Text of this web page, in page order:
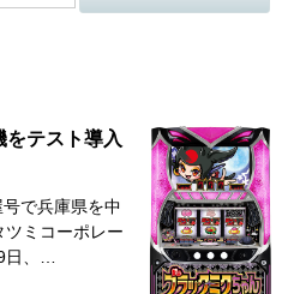
テスト導入
号で兵庫県を中
ミコーポレー
日、…